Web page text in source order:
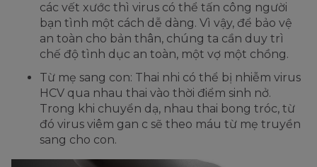
các vết xước thì virus có thể tấn công người
bạn tình một cách dễ dàng. Vì vậy, để bảo vệ
an toàn cho bản thân, chúng ta cần duy trì
chế độ tình dục an toàn, một vợ một chồng.
Từ mẹ sang con: Thai nhi có thể bị nhiễm virus
HCV qua nhau thai vào thời điểm sinh nở.
Trong khi chuyển dạ, nhau thai bong tróc, từ
đó virus viêm gan c sẽ theo máu từ mẹ truyền
sang cho con.